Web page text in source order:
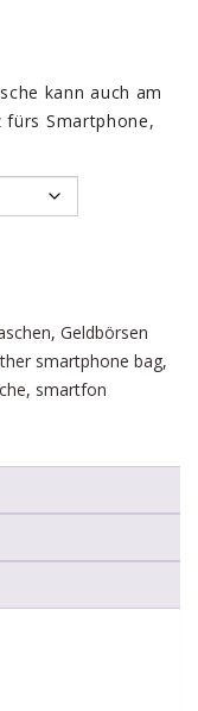
kann auch am
Smartphone,
, Geldbörsen
smartphone bag,
, smartfon